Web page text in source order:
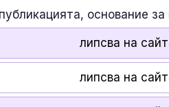
основание за
липсва на
липсва на